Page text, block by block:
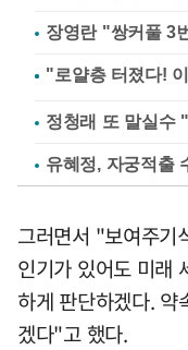
장영란 "쌍커풀 3
정청래 또 말실수
유혜정, 자궁적출
그러면서 "보여주기
인기가 있어도 미래
하게 판단하겠다. 약
겠다"고 했다.